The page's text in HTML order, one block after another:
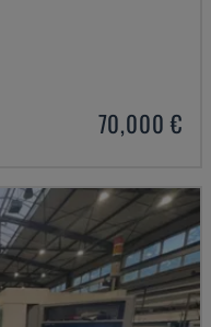
70,000 €